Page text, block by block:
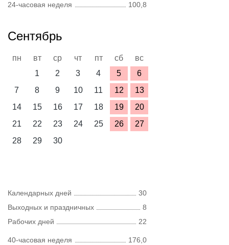
24-часовая неделя
100,8
Сентябрь
пн вт ср чт пт сб
вс
1
2 3 4 5
6
7
8 9 10 11 12
13
14
15 16 17 18 19
20
21
22 23 24 25 26
27
28
29 30
Календарных дней
30
Выходных и праздничных
8
Рабочих дней
22
40-часовая неделя
176,0